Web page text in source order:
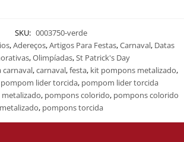
SKU: 0003750-verde
,Adereços,Artigos Para Festas,Carnaval, Datas
,Olimpíadas,St Patrick's Day
carnaval,carnaval,festa, kit pompons metalizado,
pompom lider torcida, pompom lider torcida
, pompons colorido, pompons colorido
metalizado, pompons torcida